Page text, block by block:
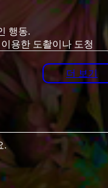
행동.
용한 도촬이나 도청
사람.
더 보기
.